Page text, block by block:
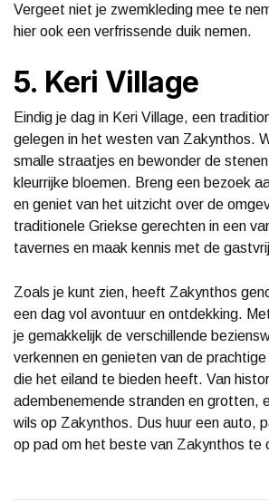
Vergeet niet je zwemkleding mee te
hier ook een verfrissende duik nemen.
5. Keri Village
Eindig je dag in Keri Village, een
gelegen in het westen van Zakynthos.
smalle straatjes en bewonder de
kleurrijke bloemen. Breng een bezoek
en geniet van het uitzicht over de
traditionele Griekse gerechten in een
tavernes en maak kennis met de
Zoals je kunt zien, heeft Zakynthos
een dag vol avontuur en ontdekking.
je gemakkelijk de verschillende
verkennen en genieten van de
die het eiland te bieden heeft. Van
adembenemende stranden en grotten,
wils op Zakynthos. Dus huur een auto,
op pad om het beste van Zakynthos te